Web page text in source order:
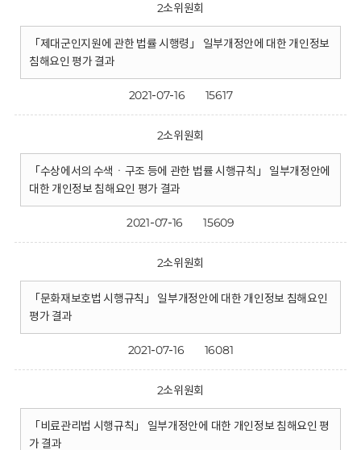
2소위원회
「제대군인지원에 관한 법률 시행령」 일부개정안에 대한 개인정보
침해요인 평가 결과
2021-07-16 15617
2소위원회
「수상에서의 수색ㆍ구조 등에 관한 법률 시행규칙」 일부개정안에
대한 개인정보 침해요인 평가 결과
2021-07-16 15609
2소위원회
「문화재보호법 시행규칙」 일부개정안에 대한 개인정보 침해요인
평가 결과
2021-07-16 16081
2소위원회
「비료관리법 시행규칙」 일부개정안에 대한 개인정보 침해요인 평
가 결과